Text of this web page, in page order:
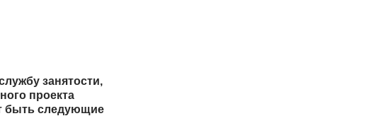
занятости,
проекта
быть следующие